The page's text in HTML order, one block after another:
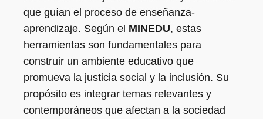
que guían el proceso de enseñanza-
aprendizaje. Según el MINEDU, estas
herramientas son fundamentales para
construir un ambiente educativo que
promueva la justicia social y la inclusión. Su
propósito es integrar temas relevantes y
contemporáneos que afectan a la sociedad